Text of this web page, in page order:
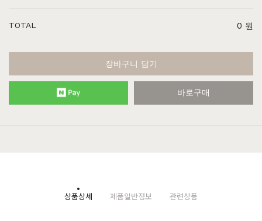
TOTAL 0 원
장바구니 담기
바로구매
상품상세 제품일반정보 관련상품